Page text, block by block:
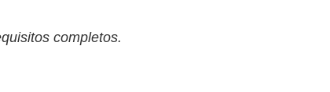
completos.